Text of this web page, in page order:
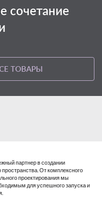
сочетание
ТОВАРЫ
партнер в создании
пространства. От комплексного
проектирования мы
для успешного запуска и